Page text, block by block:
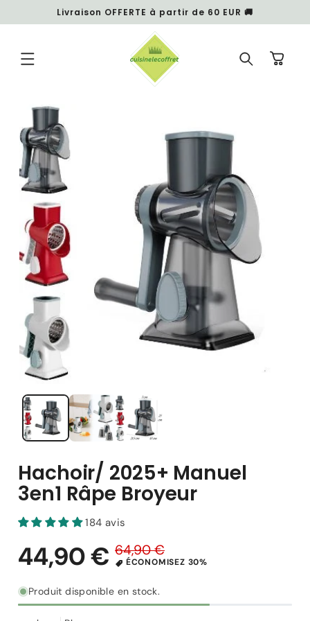
au
Livraison OFFERTE à partir de 60 EUR 🚚
Panier
Passer aux
informations
produits
Hachoir/ 2025+ Manuel
3en1 Râpe Broyeur
184 avis
Produit disponible en stock.